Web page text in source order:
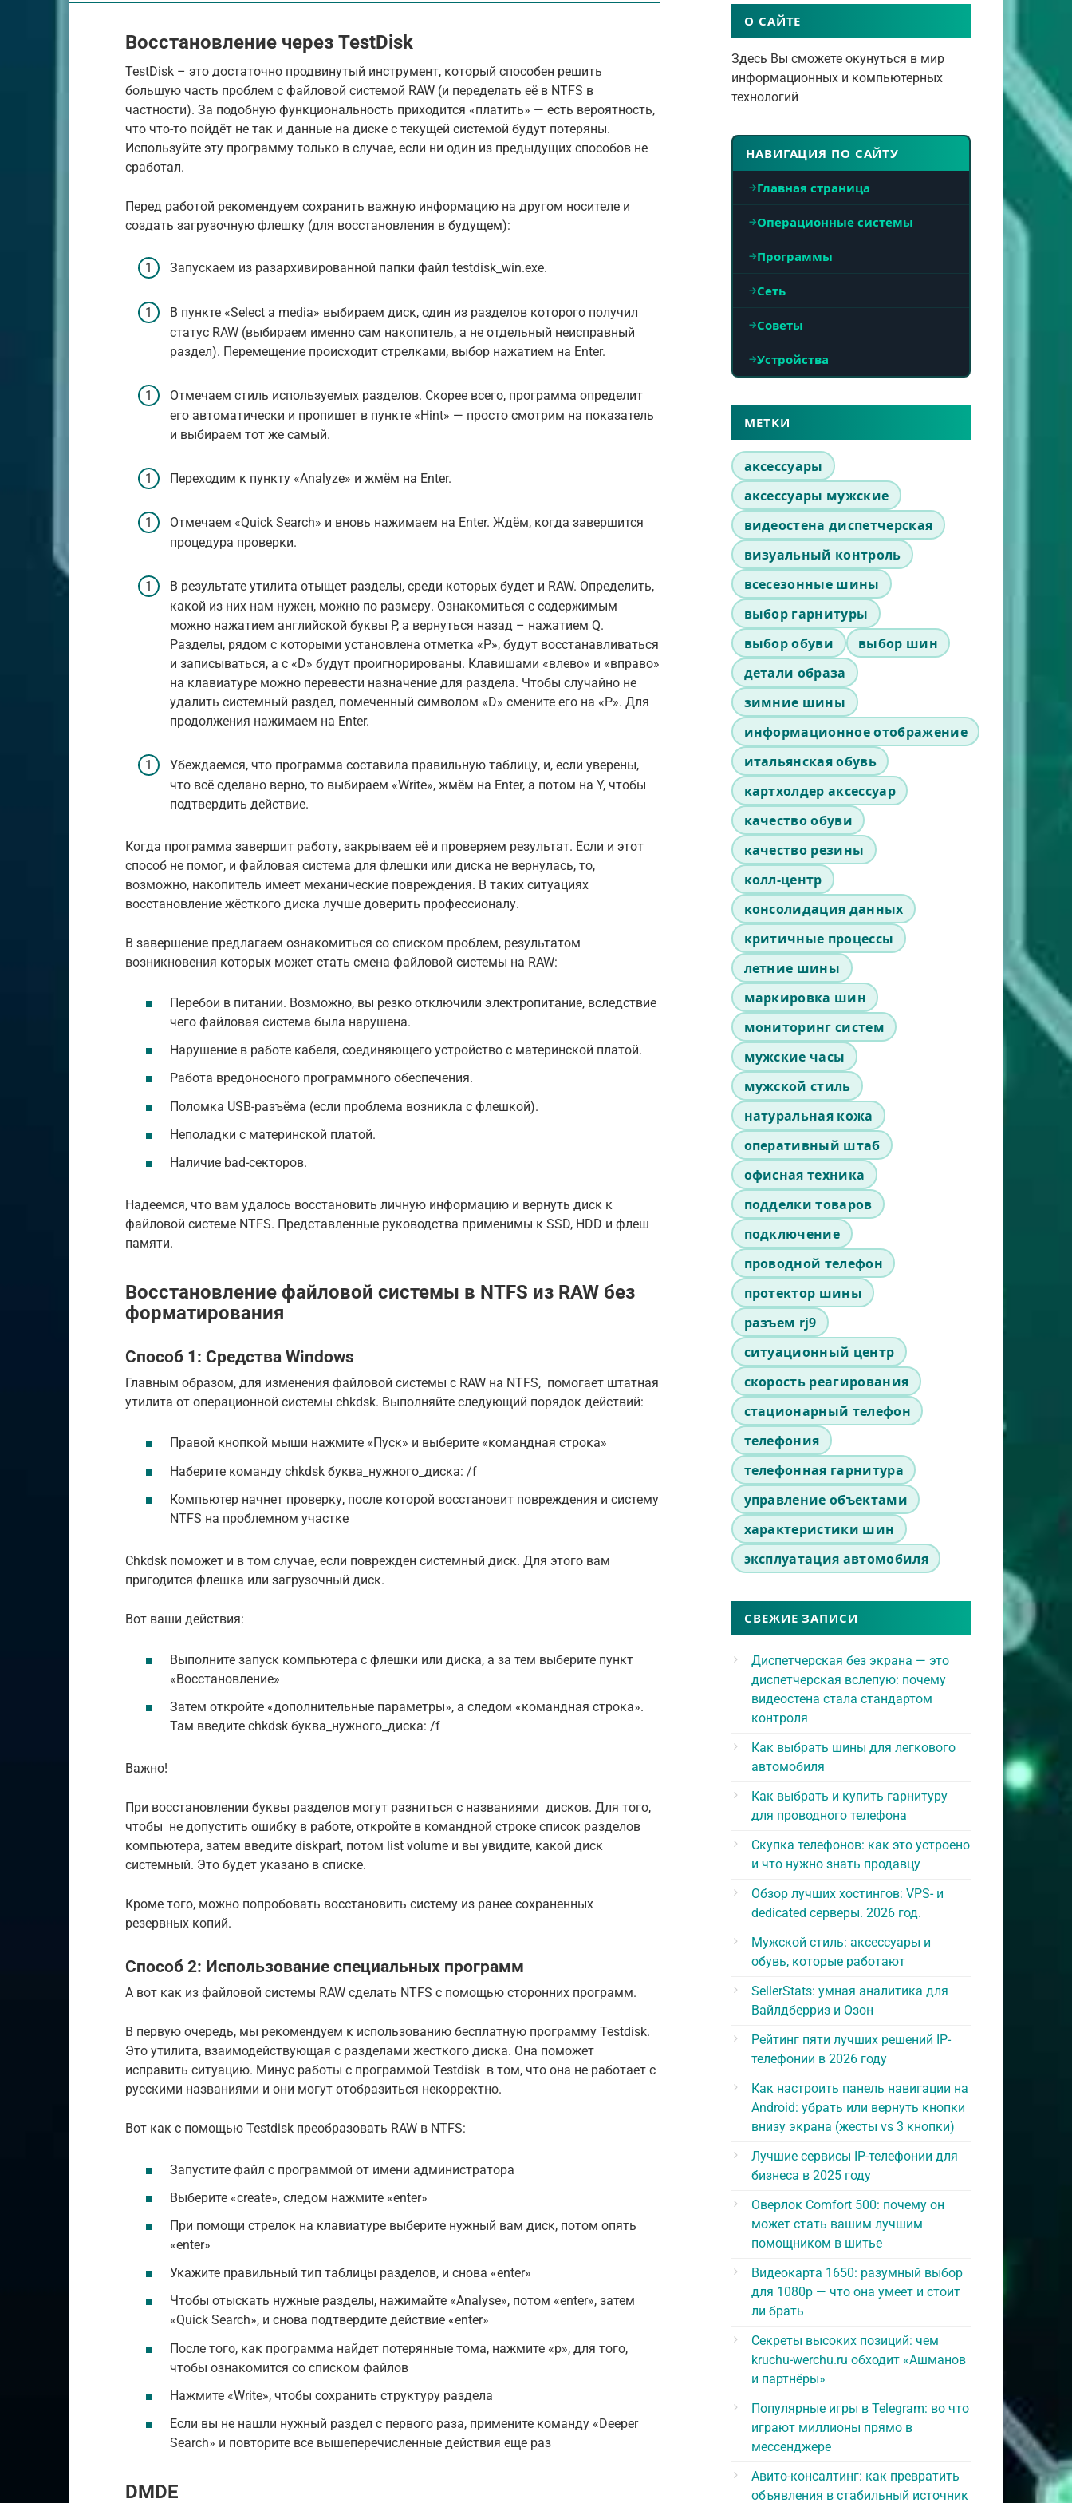
Восстановление через TestDisk
TestDisk – это достаточно продвинутый инструмент, который способен решить
большую часть проблем с файловой системой RAW (и переделать её в NTFS в
частности). За подобную функциональность приходится «платить» — есть вероятность,
что что-то пойдёт не так и данные на диске с текущей системой будут потеряны.
Используйте эту программу только в случае, если ни один из предыдущих способов не
сработал.
Перед работой рекомендуем сохранить важную информацию на другом носителе и
создать загрузочную флешку (для восстановления в будущем):
Запускаем из разархивированной папки файл testdisk_win.exe.
В пункте «Select a media» выбираем диск, один из разделов которого получил
статус RAW (выбираем именно сам накопитель, а не отдельный неисправный
раздел). Перемещение происходит стрелками, выбор нажатием на Enter.
Отмечаем стиль используемых разделов. Скорее всего, программа определит
его автоматически и пропишет в пункте «Hint» — просто смотрим на показатель
и выбираем тот же самый.
Переходим к пункту «Analyze» и жмём на Enter.
Отмечаем «Quick Search» и вновь нажимаем на Enter. Ждём, когда завершится
процедура проверки.
В результате утилита отыщет разделы, среди которых будет и RAW. Определить,
какой из них нам нужен, можно по размеру. Ознакомиться с содержимым
можно нажатием английской буквы P, а вернуться назад – нажатием Q.
Разделы, рядом с которыми установлена отметка «P», будут восстанавливаться
и записываться, а с «D» будут проигнорированы. Клавишами «влево» и «вправо»
на клавиатуре можно перевести назначение для раздела. Чтобы случайно не
удалить системный раздел, помеченный символом «D» смените его на «P». Для
продолжения нажимаем на Enter.
Убеждаемся, что программа составила правильную таблицу, и, если уверены,
что всё сделано верно, то выбираем «Write», жмём на Enter, а потом на Y, чтобы
подтвердить действие.
Когда программа завершит работу, закрываем её и проверяем результат. Если и этот
способ не помог, и файловая система для флешки или диска не вернулась, то,
возможно, накопитель имеет механические повреждения. В таких ситуациях
восстановление жёсткого диска лучше доверить профессионалу.
В завершение предлагаем ознакомиться со списком проблем, результатом
возникновения которых может стать смена файловой системы на RAW:
Перебои в питании. Возможно, вы резко отключили электропитание, вследствие
чего файловая система была нарушена.
Нарушение в работе кабеля, соединяющего устройство с материнской платой.
Работа вредоносного программного обеспечения.
Поломка USB-разъёма (если проблема возникла с флешкой).
Неполадки с материнской платой.
Наличие bad-секторов.
Надеемся, что вам удалось восстановить личную информацию и вернуть диск к
файловой системе NTFS. Представленные руководства применимы к SSD, HDD и флеш
памяти.
Восстановление файловой системы в NTFS из RAW без
форматирования
Способ 1: Средства Windows
Главным образом, для изменения файловой системы с RAW на NTFS, помогает штатная
утилита от операционной системы chkdsk. Выполняйте следующий порядок действий:
Правой кнопкой мыши нажмите «Пуск» и выберите «командная строка»
Наберите команду chkdsk буква_нужного_диска: /f
Компьютер начнет проверку, после которой восстановит повреждения и систему
NTFS на проблемном участке
Сhkdsk поможет и в том случае, если поврежден системный диск. Для этого вам
пригодится флешка или загрузочный диск.
Вот ваши действия:
Выполните запуск компьютера с флешки или диска, а за тем выберите пункт
«Восстановление»
Затем откройте «дополнительные параметры», а следом «командная строка».
Там введите chkdsk буква_нужного_диска: /f
Важно!
При восстановлении буквы разделов могут разниться с названиями дисков. Для того,
чтобы не допустить ошибку в работе, откройте в командной строке список разделов
компьютера, затем введите diskpart, потом list volume и вы увидите, какой диск
системный. Это будет указано в списке.
Кроме того, можно попробовать восстановить систему из ранее сохраненных
резервных копий.
Способ 2: Использование специальных программ
А вот как из файловой системы RAW сделать NTFS с помощью сторонних программ.
В первую очередь, мы рекомендуем к использованию бесплатную программу Testdisk.
Это утилита, взаимодействующая с разделами жесткого диска. Она поможет
исправить ситуацию. Минус работы с программой Testdisk в том, что она не работает с
русскими названиями и они могут отобразиться некорректно.
Вот как с помощью Testdisk преобразовать RAW в NTFS:
Запустите файл с программой от имени администратора
Выберите «create», следом нажмите «enter»
При помощи стрелок на клавиатуре выберите нужный вам диск, потом опять
«enter»
Укажите правильный тип таблицы разделов, и снова «enter»
Чтобы отыскать нужные разделы, нажимайте «Analyse», потом «enter», затем
«Quick Search», и снова подтвердите действие «enter»
После того, как программа найдет потерянные тома, нажмите «р», для того,
чтобы ознакомится со списком файлов
Нажмите «Write», чтобы сохранить структуру раздела
Если вы не нашли нужный раздел с первого раза, примените команду «Deeper
Search» и повторите все вышеперечисленные действия еще раз
DMDE
О САЙТЕ
Здесь Вы сможете окунуться в мир
информационных и компьютерных
технологий
НАВИГАЦИЯ ПО САЙТУ
Главная страница
Операционные системы
Программы
Сеть
Советы
Устройства
МЕТКИ
аксессуары
аксессуары мужские
видеостена диспетчерская
визуальный контроль
всесезонные шины
выбор гарнитуры
выбор обуви
выбор шин
детали образа
зимние шины
информационное отображение
итальянская обувь
картхолдер аксессуар
качество обуви
качество резины
колл-центр
консолидация данных
критичные процессы
летние шины
маркировка шин
мониторинг систем
мужские часы
мужской стиль
натуральная кожа
оперативный штаб
офисная техника
подделки товаров
подключение
проводной телефон
протектор шины
разъем rj9
ситуационный центр
скорость реагирования
стационарный телефон
телефония
телефонная гарнитура
управление объектами
характеристики шин
эксплуатация автомобиля
СВЕЖИЕ ЗАПИСИ
Диспетчерская без экрана — это
диспетчерская вслепую: почему
видеостена стала стандартом
контроля
Как выбрать шины для легкового
автомобиля
Как выбрать и купить гарнитуру
для проводного телефона
Скупка телефонов: как это устроено
и что нужно знать продавцу
Обзор лучших хостингов: VPS- и
dedicated серверы. 2026 год.
Мужской стиль: аксессуары и
обувь, которые работают
SellerStats: умная аналитика для
Вайлдберриз и Озон
Рейтинг пяти лучших решений IP-
телефонии в 2026 году
Как настроить панель навигации на
Android: убрать или вернуть кнопки
внизу экрана (жесты vs 3 кнопки)
Лучшие сервисы IP-телефонии для
бизнеса в 2025 году
Оверлок Comfort 500: почему он
может стать вашим лучшим
помощником в шитье
Видеокарта 1650: разумный выбор
для 1080p — что она умеет и стоит
ли брать
Секреты высоких позиций: чем
kruchu-werchu.ru обходит «Ашманов
и партнёры»
Популярные игры в Telegram: во что
играют миллионы прямо в
мессенджере
Авито-консалтинг: как превратить
объявления в стабильный источник